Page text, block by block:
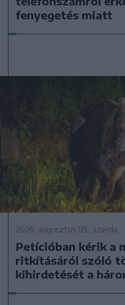
fenyegetés miatt
2026. augusztus 05., szerda
Petícióban kérik a
ritkításáról szóló
kihirdetését a